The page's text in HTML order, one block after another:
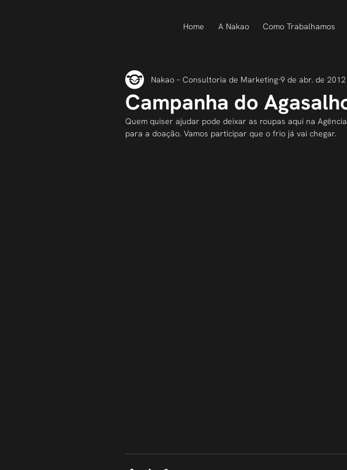
Home A Nakao Como Trabalhamos
Campanha do
Nakao – Consultoria de Marketing 9 de abr. de 2012
Quem quiser ajudar pode deixar as roupas aqui na
para a doação. Vamos participar que o frio já vai chegar.